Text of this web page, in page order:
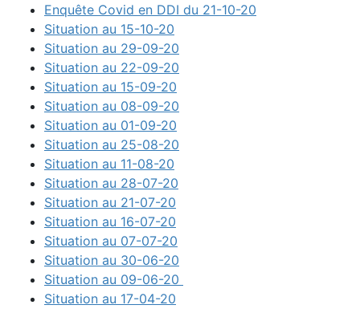
Enquête Covid en DDI du 21-10-20
Situation au 15-10-20
Situation au 29-09-20
Situation au 22-09-20
Situation au 15-09-20
Situation au 08-09-20
Situation au 01-09-20
Situation au 25-08-20
Situation au 11-08-20
Situation au 28-07-20
Situation au 21-07-20
Situation au 16-07-20
Situation au 07-07-20
Situation au 30-06-20
Situation au 09-06-20
Situation au 17-04-20